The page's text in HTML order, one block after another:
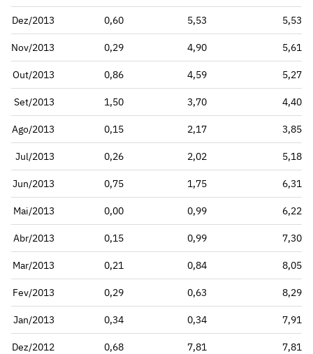
Dez/2013 0,60 5,53 5,53
Nov/2013 0,29 4,90 5,61
Out/2013 0,86 4,59 5,27
Set/2013 1,50 3,70 4,40
Ago/2013 0,15 2,17 3,85
Jul/2013 0,26 2,02 5,18
Jun/2013 0,75 1,75 6,31
Mai/2013 0,00 0,99 6,22
Abr/2013 0,15 0,99 7,30
Mar/2013 0,21 0,84 8,05
Fev/2013 0,29 0,63 8,29
Jan/2013 0,34 0,34 7,91
Dez/2012 0,68 7,81 7,81